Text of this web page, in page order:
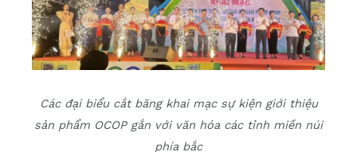
Các đại biểu cắt băng khai mạc sự kiện giới thiệu
sản phẩm OCOP gắn với văn hóa các tỉnh miền núi
phía bắc